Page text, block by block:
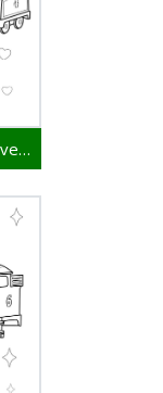
Ücretsiz Thomas ve Arkadaşları